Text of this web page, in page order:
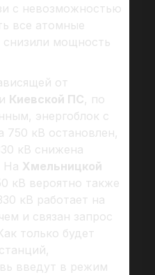
с невозможностью
все атомные
мощность
от
и Киевской ПС, по
энергоблок с
кВ остановлен,
кВ снижена
На Хмельницкой
кВ вероятно также
кВ работает на
и связан запрос
только будет
введут в режим